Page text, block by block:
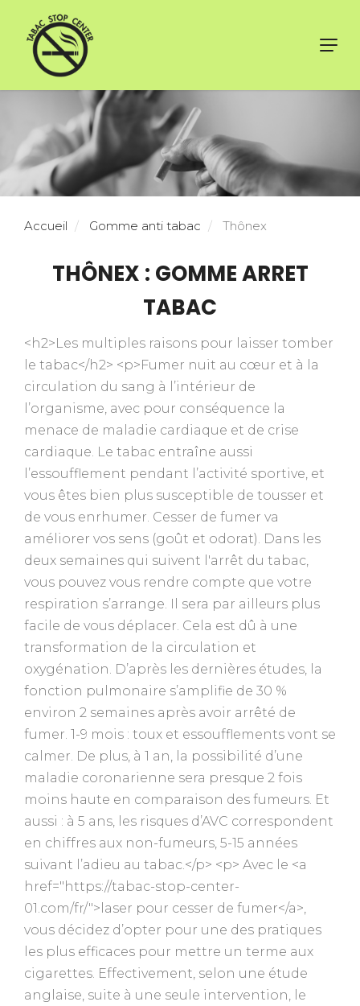
Accueil Gomme anti tabac Thônex
THÔNEX : GOMME ARRET
TABAC
<h2>Les multiples raisons pour laisser tomber
le tabac</h2> <p>Fumer nuit au cœur et à la
circulation du sang à l’intérieur de
l’organisme, avec pour conséquence la
menace de maladie cardiaque et de crise
cardiaque. Le tabac entraîne aussi
l’essoufflement pendant l’activité sportive, et
vous êtes bien plus susceptible de tousser et
de vous enrhumer. Cesser de fumer va
améliorer vos sens (goût et odorat). Dans les
deux semaines qui suivent l'arrêt du tabac,
vous pouvez vous rendre compte que votre
respiration s’arrange. Il sera par ailleurs plus
facile de vous déplacer. Cela est dû à une
transformation de la circulation et
oxygénation. D’après les dernières études, la
fonction pulmonaire s’amplifie de 30 %
environ 2 semaines après avoir arrêté de
fumer. 1-9 mois : toux et essoufflements vont se
calmer. De plus, à 1 an, la possibilité d’une
maladie coronarienne sera presque 2 fois
moins haute en comparaison des fumeurs. Et
aussi : à 5 ans, les risques d’AVC correspondent
en chiffres aux non-fumeurs, 5-15 années
suivant l’adieu au tabac.</p> <p> Avec le <a
href="https://tabac-stop-center-
01.com/fr/">laser pour cesser de fumer</a>,
vous décidez d’opter pour une des pratiques
les plus efficaces pour mettre un terme aux
cigarettes. Effectivement, selon une étude
anglaise, suite à une seule intervention, le